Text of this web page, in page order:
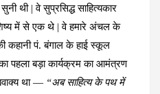
थी | वे सुप्रसिद्ध साहित्यकार
में से एक थे | वे हमारे अंचल के
कहानी पं. बंगाल के हाई स्कूल
पहला बड़ा कार्यक्रम का आमंत्रण
था — “अब साहित्य के पथ में